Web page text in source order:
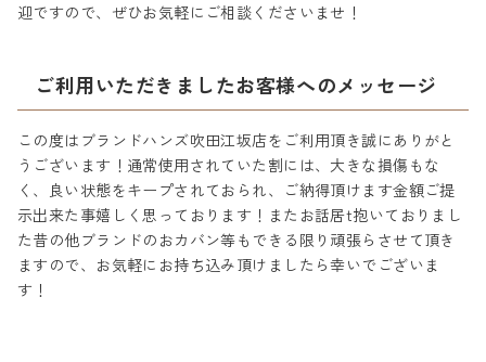
迎ですので、ぜひお気軽にご相談くださいませ！
ご利用いただきましたお客様へのメッセージ
この度はブランドハンズ吹田江坂店をご利用頂き誠にありがと
うございます！通常使用されていた割には、大きな損傷もな
く、良い状態をキープされておられ、ご納得頂けます金額ご提
示出来た事嬉しく思っております！またお話居t抱いておりまし
た昔の他ブランドのおカバン等もできる限り頑張らさせて頂き
ますので、お気軽にお持ち込み頂けましたら幸いでございま
す！